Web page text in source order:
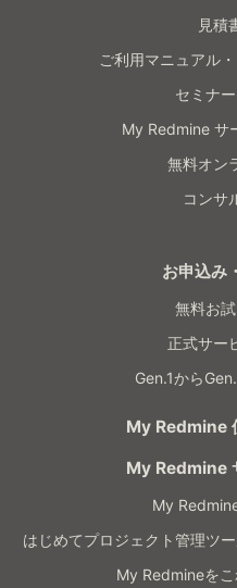
見積
ご利用マニュアル
セミナ
My Redmine サ
無料オン
コンサ
お申込み
無料お
正式サー
Gen.1から
My Redmine
My Redmine
My
はじめてプロジェクト管理ツ
My Redmineを